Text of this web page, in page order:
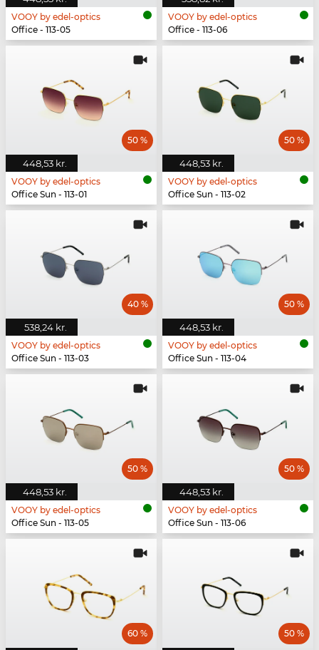
VOOY by edel-optics
Office - 113-05
VOOY by edel-optics
Office - 113-06
448,53 kr.
50 %
VOOY by edel-optics
Office Sun - 113-01
448,53 kr.
50 %
VOOY by edel-optics
Office Sun - 113-02
538,24 kr.
40 %
VOOY by edel-optics
Office Sun - 113-03
448,53 kr.
50 %
VOOY by edel-optics
Office Sun - 113-04
448,53 kr.
50 %
VOOY by edel-optics
Office Sun - 113-05
448,53 kr.
50 %
VOOY by edel-optics
Office Sun - 113-06
60 % 50 %